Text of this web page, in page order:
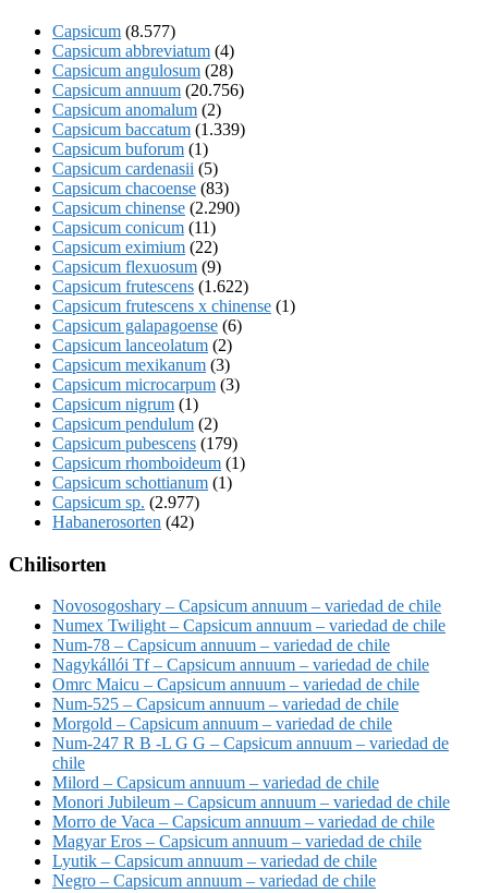
Capsicum (8.577)
Capsicum abbreviatum (4)
Capsicum angulosum (28)
Capsicum annuum (20.756)
Capsicum anomalum (2)
Capsicum baccatum (1.339)
Capsicum buforum (1)
Capsicum cardenasii (5)
Capsicum chacoense (83)
Capsicum chinense (2.290)
Capsicum conicum (11)
Capsicum eximium (22)
Capsicum flexuosum (9)
Capsicum frutescens (1.622)
Capsicum frutescens x chinense (1)
Capsicum galapagoense (6)
Capsicum lanceolatum (2)
Capsicum mexikanum (3)
Capsicum microcarpum (3)
Capsicum nigrum (1)
Capsicum pendulum (2)
Capsicum pubescens (179)
Capsicum rhomboideum (1)
Capsicum schottianum (1)
Capsicum sp. (2.977)
Habanerosorten (42)
Chilisorten
Novosogoshary – Capsicum annuum – variedad de chile
Numex Twilight – Capsicum annuum – variedad de chile
Num-78 – Capsicum annuum – variedad de chile
Nagykállói Tf – Capsicum annuum – variedad de chile
Omrc Maicu – Capsicum annuum – variedad de chile
Num-525 – Capsicum annuum – variedad de chile
Morgold – Capsicum annuum – variedad de chile
Num-247 R B -L G G – Capsicum annuum – variedad de
chile
Milord – Capsicum annuum – variedad de chile
Monori Jubileum – Capsicum annuum – variedad de chile
Morro de Vaca – Capsicum annuum – variedad de chile
Magyar Eros – Capsicum annuum – variedad de chile
Lyutik – Capsicum annuum – variedad de chile
Negro – Capsicum annuum – variedad de chile